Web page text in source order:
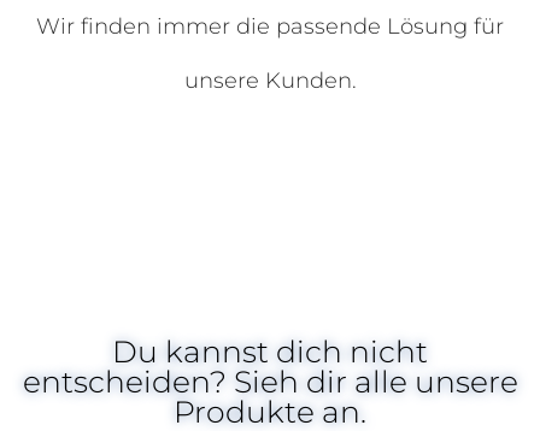
Wir finden immer die passende Lösung für
unsere Kunden.
Du kannst dich nicht
entscheiden? Sieh dir alle unsere
Produkte an.